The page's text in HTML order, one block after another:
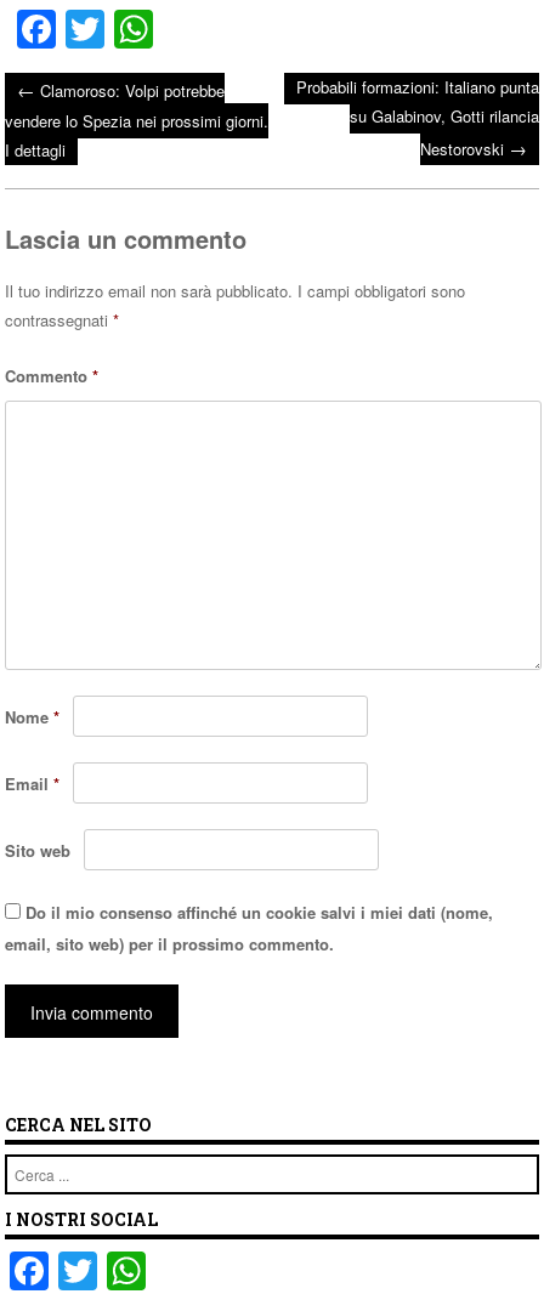
Fa
ce
bo
ok
T
wi
tte
r
ha
ts
A
pp
Post navigation
← Clamoroso: Volpi potrebbe
vendere lo Spezia nei prossimi giorni.
I dettagli
Probabili formazioni: Italiano punta
su Galabinov, Gotti rilancia
Nestorovski →
Lascia un commento
Il tuo indirizzo email non sarà pubblicato. I campi obbligatori sono
contrassegnati*
Commento*
Nome*
Email*
Sito web
Do il mio consenso affinché un cookie salvi i miei dati (nome,
email, sito web) per il prossimo commento.
CERCA NEL SITO
Cerca
I NOSTRI SOCIAL
F T